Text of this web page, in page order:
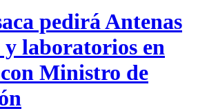
pedirá Antenas
laboratorios en
Ministro de